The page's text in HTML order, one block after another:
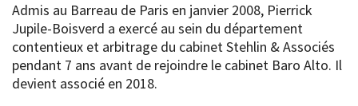
Admis au Barreau de Paris en janvier 2008, Pierrick
Jupile-Boisverd a exercé au sein du département
contentieux et arbitrage du cabinet Stehlin & Associés
pendant 7 ans avant de rejoindre le cabinet Baro Alto. Il
devient associé en 2018.